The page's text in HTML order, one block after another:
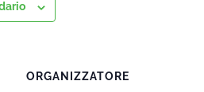
ORGANIZZATORE